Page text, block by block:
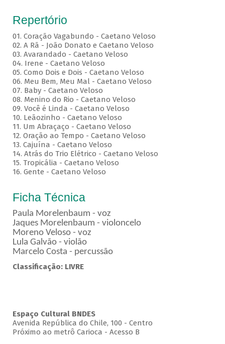
Repertório
01. Coração Vagabundo - Caetano Veloso
02. A Rã - João Donato e Caetano Veloso
03. Avarandado - Caetano Veloso
04. Irene - Caetano Veloso
05. Como Dois e Dois - Caetano Veloso
06. Meu Bem, Meu Mal - Caetano Veloso
07. Baby - Caetano Veloso
08. Menino do Rio - Caetano Veloso
09. Você é Linda - Caetano Veloso
10. Leãozinho - Caetano Veloso
11. Um Abraçaço - Caetano Veloso
12. Oração ao Tempo - Caetano Veloso
13. Cajuína - Caetano Veloso
14. Atrás do Trio Elétrico - Caetano Veloso
15. Tropicália - Caetano Veloso
16. Gente - Caetano Veloso
Ficha Técnica
Paula Morelenbaum - voz
Jaques Morelenbaum - violoncelo
Moreno Veloso - voz
Lula Galvão - violão
Marcelo Costa - percussão
Classificação: LIVRE
Espaço Cultural BNDES
Avenida República do Chile, 100 - Centro
Próximo ao metrô Carioca - Acesso B